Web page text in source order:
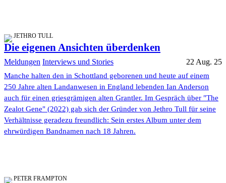
JETHRO TULL
Die eigenen Ansichten überdenken
Meldungen Interviews und Stories 22 Aug. 25
Manche halten den in Schottland geborenen und heute auf einem
250 Jahre alten Landanwesen in England lebenden Ian Anderson
auch für einen griesgrämigen alten Grantler. Im Gespräch über "The
Zealot Gene" (2022) gab sich der Gründer von Jethro Tull für seine
Verhältnisse geradezu freundlich: Sein erstes Album unter dem
ehrwürdigen Bandnamen nach 18 Jahren.
PETER FRAMPTON